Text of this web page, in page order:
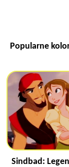
Popularne
Sindbad: